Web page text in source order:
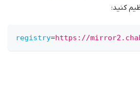
کنید:
registry=https://